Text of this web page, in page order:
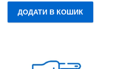
ДОДАТИ В КОШИК